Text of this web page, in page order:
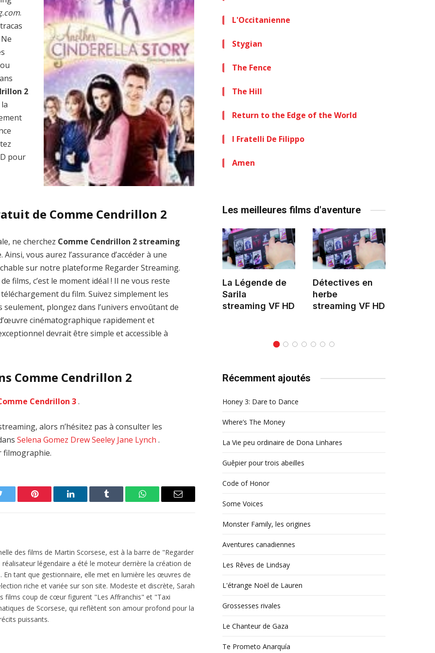
.
2
pour
de Comme Cendrillon 2
ne cherchez Comme Cendrillon 2 streaming
vous aurez l’assurance d’accéder à une
sur notre plateforme Regarder Streaming.
films, c’est le moment idéal ! Il ne vous reste
du film. Suivez simplement les
plongez dans l’univers envoûtant de
cinématographique rapidement et
devrait être simple et accessible à
Comme Cendrillon 2
Cendrillon 3.
alors n’hésitez pas à consulter les
Selena Gomez Drew Seeley Jane Lynch .
filmographie.
Pinterest LinkedIn Tumblr WhatsAppEmail
des films de Martin Scorsese, est à la barre de "Regarder
légendaire a été le moteur derrière la création de
tant que gestionnaire, elle met en lumière les œuvres de
riche et variée sur son site. Modeste et discrète, Sarah
films coup de cœur figurent "Les Affranchis" et "Taxi
de Scorsese, qui reflètent son amour profond pour la
puissants.
L'Occitanienne
Stygian
The Fence
The Hill
Return to the Edge of the World
I Fratelli De Filippo
Amen
Les meilleures films d'aventure
Zenon: Girl of
the 21st Century
streaming VF HD
La Légende des
1000 dragons
streaming VF HD
La Légende de
Sarila
streaming VF HD
Détectives en
herbe
streaming VF HD
Récemment ajoutés
Honey 3: Dare to Dance
Where’s The Money
La Vie peu ordinaire de Dona Linhares
Guêpier pour trois abeilles
Code of Honor
Some Voices
Monster Family, les origines
Aventures canadiennes
Les Rêves de Lindsay
L'étrange Noël de Lauren
Grossesses rivales
Le Chanteur de Gaza
Te Prometo Anarquía